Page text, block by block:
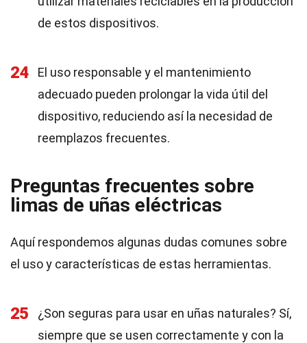
de estos dispositivos.
24
El uso responsable y el mantenimiento
adecuado pueden prolongar la vida útil del
dispositivo, reduciendo así la necesidad de
reemplazos frecuentes.
Preguntas frecuentes sobre
limas de uñas eléctricas
Aquí respondemos algunas dudas comunes sobre
el uso y características de estas herramientas.
25
¿Son seguras para usar en uñas naturales? Sí,
siempre que se usen correctamente y con la